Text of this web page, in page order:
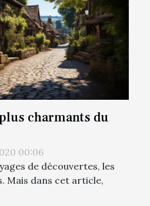
charmants du
00:06
de découvertes, les
Mais dans cet article,